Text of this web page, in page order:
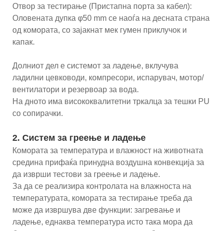
Отвор за тестирање (Пристапна порта за кабел):
Оловената дупка φ50 mm се наоѓа на десната страна
од комората, со зајакнат мек гумен приклучок и
капак.
Долниот дел е системот за ладење, вклучува
ладилни цевководи, компресори, испарувач, мотор/
вентилатори и резервоар за вода.
На дното има висококвалитетни тркалца за тешки PU
со сопирачки.
2. Систем за греење и ладење
Комората за температура и влажност на животната
средина прифаќа принудна воздушна конвекција за
да изврши тестови за греење и ладење.
За да се реализира контролата на влажноста на
температурата, комората за тестирање треба да
може да извршува две функции: загревање и
ладење, еднаква температура исто така мора да